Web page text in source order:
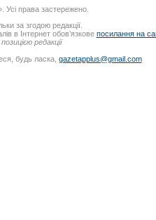
права застережено.
за згодою редакції.
в Інтернет обов’язкове посилання на
редакції
будь ласка, gazetapplus@gmail.com